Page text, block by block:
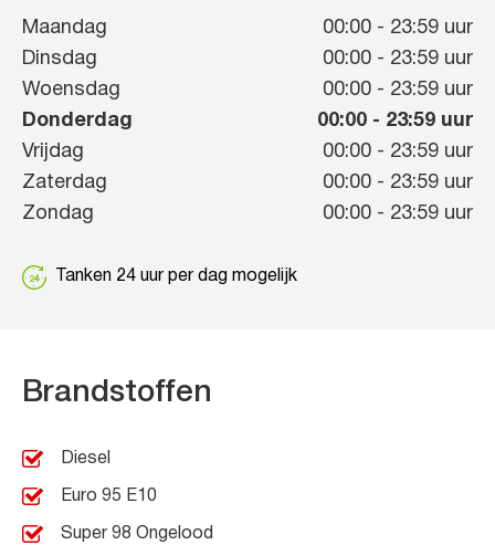
Maandag 00:00 - 23:59 uur
Dinsdag
00:00 - 23:59 uur
Woensdag
00:00 - 23:59 uur
Donderdag
00:00 - 23:59 uur
Vrijdag
00:00 - 23:59 uur
Zaterdag
00:00 - 23:59 uur
Zondag
00:00 - 23:59 uur
Tanken 24 uur per dag mogelijk
Brandstoffen
Diesel
Euro 95 E10
Super 98 Ongelood